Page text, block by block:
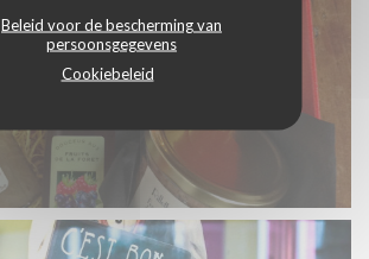
Beleid voor de bescherming van
persoonsgegevens
Cookiebeleid